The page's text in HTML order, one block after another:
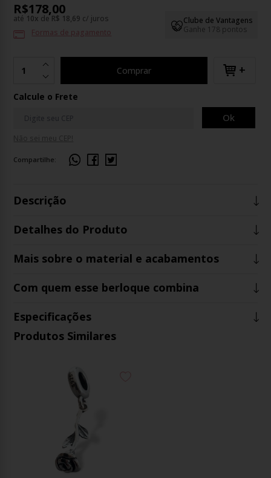
Clube de Vantagens
Ganhe 178 pontos
R$178,00
até 10x deR$ 18,69 c/ juros
Formas de pagamento
Comprar +
Calcule o Frete
Ok
Compartilhe:
Descrição
Detalhes do Produto
Mais sobre o material e acabamentos
Com quem esse berloque combina
Especificações
Produtos Similares